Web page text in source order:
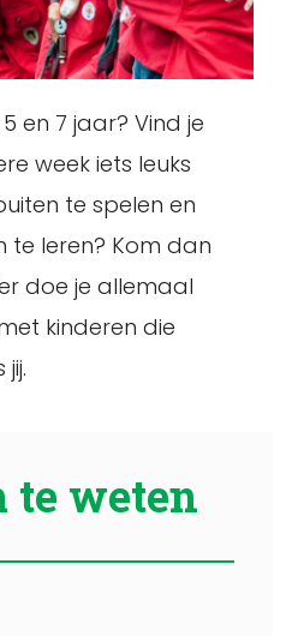
en 7 jaar? Vind je
week iets leuks
te spelen en
te leren? Kom dan
doe je allemaal
kinderen die
te weten